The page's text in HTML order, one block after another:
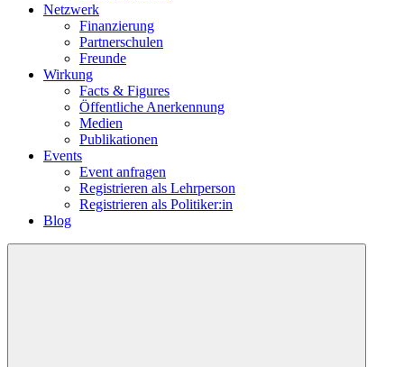
Netzwerk
Finanzierung
Partnerschulen
Freunde
Wirkung
Facts & Figures
Öffentliche Anerkennung
Medien
Publikationen
Events
Event anfragen
Registrieren als Lehrperson
Registrieren als Politiker:in
Blog